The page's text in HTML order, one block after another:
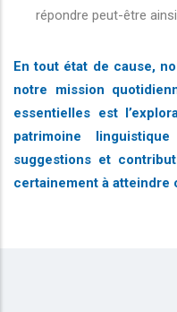
répondre peut-être
En tout état de cause,
notre mission
essentielles est
patrimoine
suggestions et
certainement à atteindre